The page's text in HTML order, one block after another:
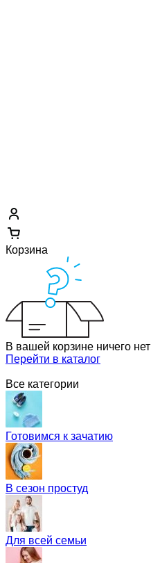
Корзина
В вашей корзине ничего нет
Перейти в каталог
Все категории
Готовимся к зачатию
В сезон простуд
Для всей семьи